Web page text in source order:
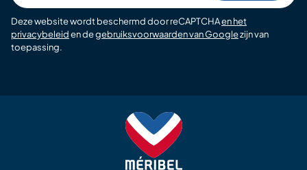
Deze website wordt beschermd door reCAPTCHAen het
privacybeleiden degebruiksvoorwaarden van Googlezijn van
toepassing.